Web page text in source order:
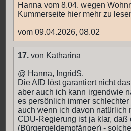
Hanna vom 8.04. wegen
Kummerseite hier mehr zu
vom 09.04.2026, 08.02
17. von Katharina
@ Hanna, IngridS.
Die AfD löst garantiert nicht
aber auch ich kann irgendwie
es persönlich immer
auch wenn ich davon natürlich
CDU-Regierung ist ja klar,
(Bürgergeldempfänger) -